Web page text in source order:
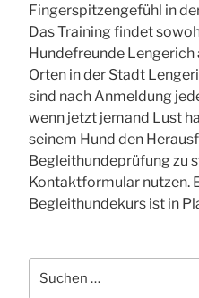
Fingerspitzengefühl in
Das Training findet
Hundefreunde Lengerich
Orten in der Stadt
sind nach Anmeldung
wenn jetzt jemand Lust
seinem Hund den
Begleithundeprüfung zu
Kontaktformular nutzen.
Begleithundekurs ist in
nach: